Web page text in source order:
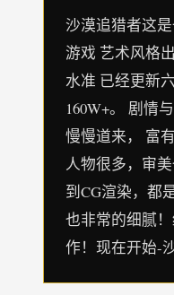
沙漠追猎者这
游戏 艺术风格
水准 已经更新
160W+。 剧情
慢慢道来， 富
人物很多，审
到CG渲染，都
也非常的细腻
作！现在开始-